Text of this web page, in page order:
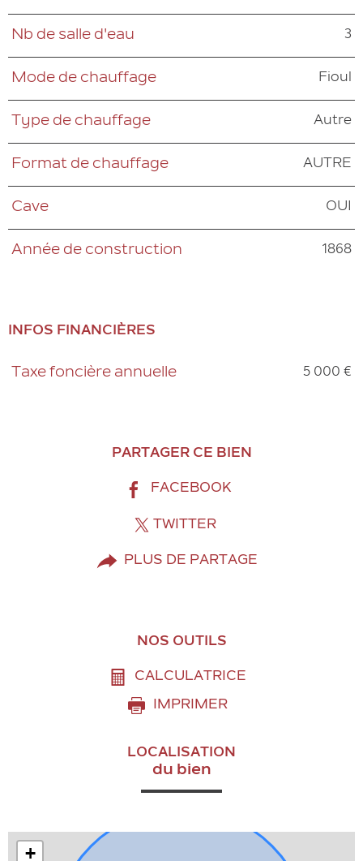
Nb de salle d'eau 3
Mode de chauffage Fioul
Type de chauffage Autre
Format de chauffage AUTRE
Cave OUI
Année de construction 1868
INFOS FINANCIÈRES
Caractéristiques Valeurs
Taxe foncière annuelle 5 000 €
PARTAGER CE BIEN
FACEBOOK
TWITTER
PLUS DE PARTAGE
NOS OUTILS
CALCULATRICE
IMPRIMER
LOCALISATION
du bien
+